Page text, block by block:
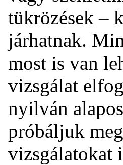
tükrözések –
járhatnak.
most is van
vizsgálat
nyilván
próbáljuk
vizsgálatokat